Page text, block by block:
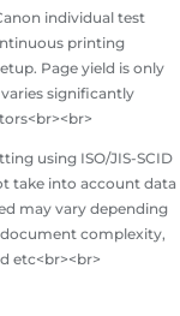
individual test
printing
Page yield is only
significantly
using ISO/JIS-SCID
take into account data
may vary depending
complexity,
etc<br><br>